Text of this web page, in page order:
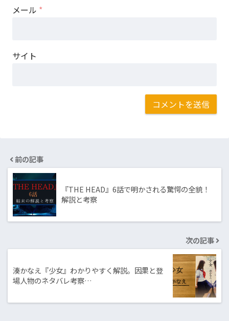
メール *
サイト
前の記事
『THE HEAD』6話で明かされる驚愕の全貌！
解説と考察
次の記事
湊かなえ『少女』わかりやすく解説。因果と登
場人物のネタバレ考察…